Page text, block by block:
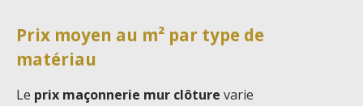
Prix moyen au m² par type de
matériau
Le prix maçonnerie mur clôture varie